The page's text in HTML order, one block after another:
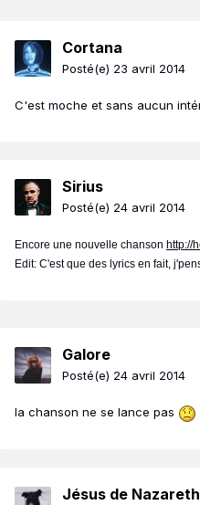
Cortana
Posté(e) 23 avril 2014
C'est moche et sans aucun
Sirius
Posté(e) 24 avril 2014
Encore une nouvelle chanson http://
Edit: C'est que des lyrics en fait,
Galore
Posté(e) 24 avril 2014
la chanson ne se lance pas
Jésus de Nazareth